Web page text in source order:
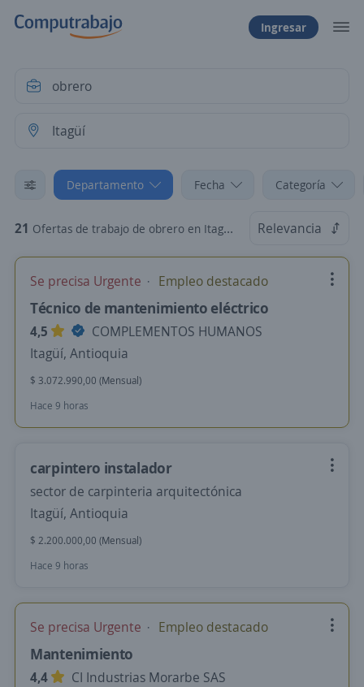
Ingresar
Departamento Fecha Categoría
21 Ofertas de trabajo de obrero en Itagüí, Antioquia Relevancia
Se precisa Urgente Empleo destacado
Técnico de mantenimiento eléctrico
4,5
COMPLEMENTOS HUMANOS
Itagüí, Antioquia
$ 3.072.990,00 (Mensual)
Hace 9 horas
carpintero instalador
sector de carpinteria arquitectónica
Itagüí, Antioquia
$ 2.200.000,00 (Mensual)
Hace 9 horas
Se precisa Urgente Empleo destacado
Mantenimiento
4,4
CI Industrias Morarbe SAS